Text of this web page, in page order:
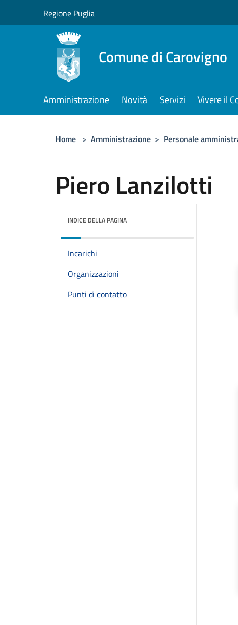
Regione Puglia
Comune di Carovigno
Amministrazione Novità Servizi Vivere il
Home > Amministrazione > Personale
Piero Lanzilotti
INDICE DELLA PAGINA
Incarichi
Organizzazioni
Punti di contatto